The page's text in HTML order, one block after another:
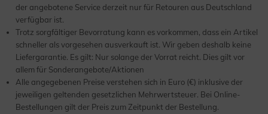
der angebotene Service derzeit nur für Retouren aus Deutschland
verfügbar ist.
Trotz sorgfältiger Bevorratung kann es vorkommen, dass ein Artikel
schneller als vorgesehen ausverkauft ist. Wir geben deshalb keine
Liefergarantie. Es gilt: Nur solange der Vorrat reicht. Dies gilt vor
allem für Sonderangebote/Aktionen
Alle angegebenen Preise verstehen sich in Euro (€) inklusive der
jeweiligen geltenden gesetzlichen Mehrwertsteuer. Bei Online-
Bestellungen gilt der Preis zum Zeitpunkt der Bestellung.